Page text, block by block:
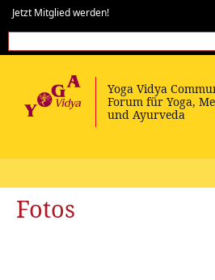
Jetzt Mitglied werden!
Fotos